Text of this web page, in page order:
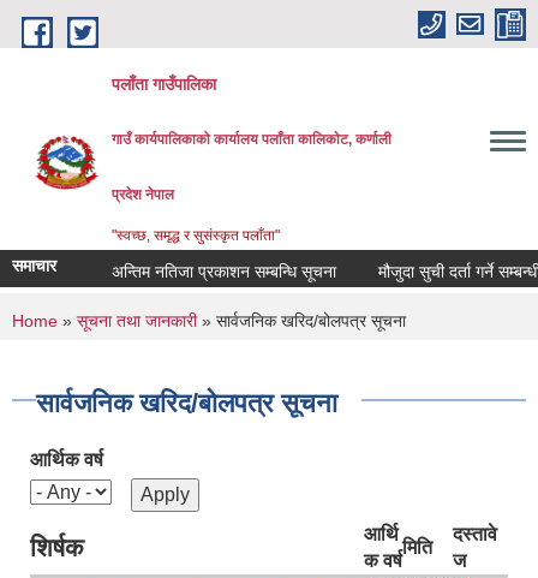
Skip to main content
पलाँता गाउँपालिका
गाउँ कार्यपालिकाको कार्यालयपलाँता कालिकाेट, कर्णाली
प्रदेश नेपाल
"स्वच्छ, समृद्ध र सुसंस्कृत पलाँता"
समाचार अन्तिम नतिजा प्रकाशन सम्बन्धि सूचना मौजुदा सुची दर्ता गर्ने सम्बन्धी
You are here
Home » सूचना तथा जानकारी» सार्वजनिक खरिद/बोलपत्र सूचना
सार्वजनिक खरिद/बोलपत्र सूचना
आर्थिक वर्ष
शिर्षक
आर्थि
क वर्ष
मिति
दस्तावे
ज